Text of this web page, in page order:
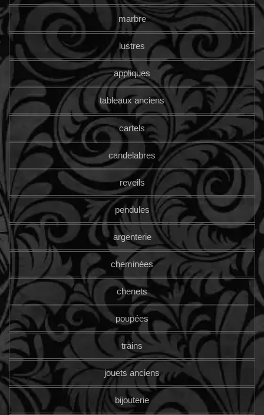
marbre
lustres
appliques
tableaux anciens
cartels
candelabres
reveils
pendules
argenterie
cheminées
chenets
poupées
trains
jouets anciens
bijouterie